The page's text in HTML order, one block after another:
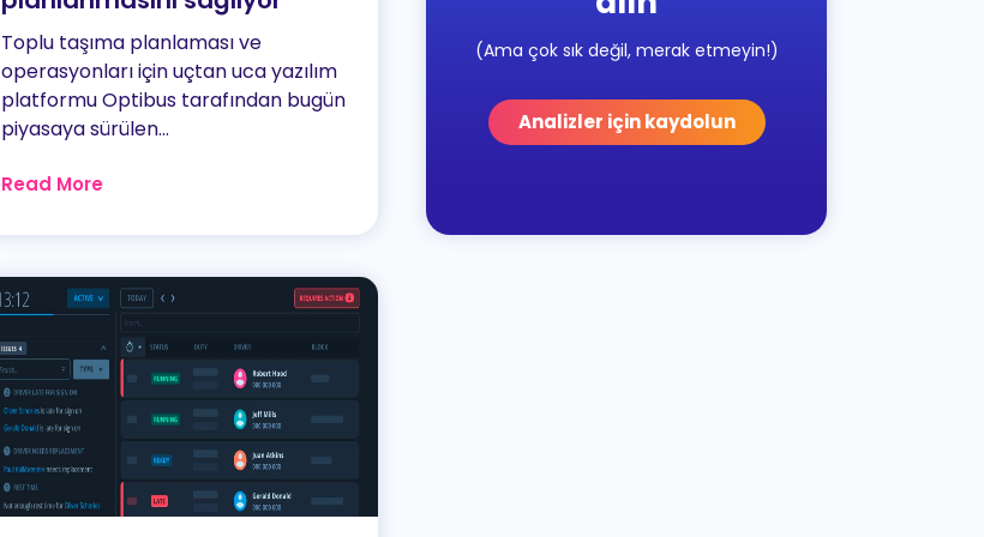
Toplu taşıma planlaması ve
operasyonları için uçtan uca yazılım
platformu Optibus tarafından bugün
piyasaya sürülen...
Read More
(Ama çok sık değil, merak etmeyin!)
Analizler için kaydolun